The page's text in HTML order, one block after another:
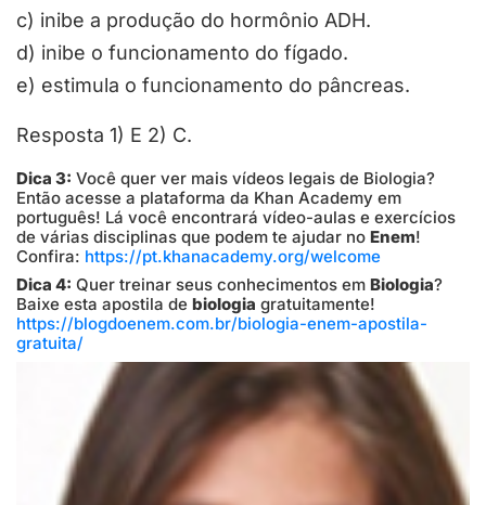
c) inibe a produção do hormônio ADH.
d) inibe o funcionamento do fígado.
e) estimula o funcionamento do pâncreas.
Resposta 1) E 2) C.
Dica 3: Você quer ver mais vídeos legais de Biologia?
Então acesse a plataforma da Khan Academy em
português! Lá você encontrará vídeo-aulas e exercícios
de várias disciplinas que podem te ajudar no Enem!
Confira: https://pt.khanacademy.org/welcome
Dica 4: Quer treinar seus conhecimentos em Biologia?
Baixe esta apostila de biologia gratuitamente!
https://blogdoenem.com.br/biologia-enem-apostila-
gratuita/